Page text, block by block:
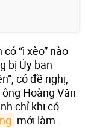
“ì xèo” nào
bị Ủy ban
có đề nghị,
Hoàng Văn
chỉ khi có
mới làm.